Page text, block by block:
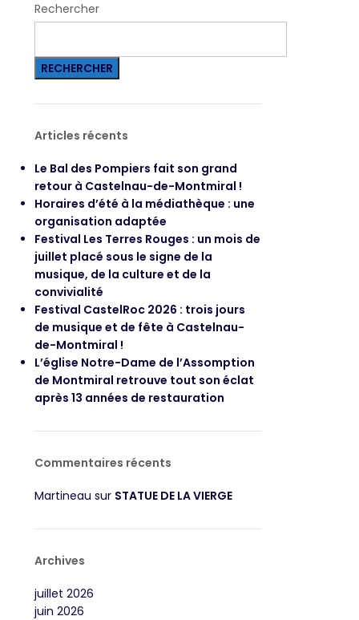
Rechercher
RECHERCHER
Articles récents
Le Bal des Pompiers fait son grand
retour à Castelnau-de-Montmiral !
Horaires d’été à la médiathèque : une
organisation adaptée
Festival Les Terres Rouges : un mois de
juillet placé sous le signe de la
musique, de la culture et de la
convivialité
Festival CastelRoc 2026 : trois jours
de musique et de fête à Castelnau-
de-Montmiral !
L’église Notre-Dame de l’Assomption
de Montmiral retrouve tout son éclat
après 13 années de restauration
Commentaires récents
Martineau sur STATUE DE LA VIERGE
Archives
juillet 2026
juin 2026